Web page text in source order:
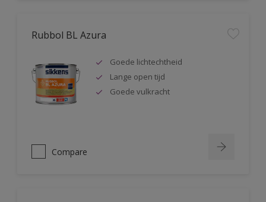
Rubbol BL Azura
Goede lichtechtheid
Lange open tijd
Goede vulkracht
Compare